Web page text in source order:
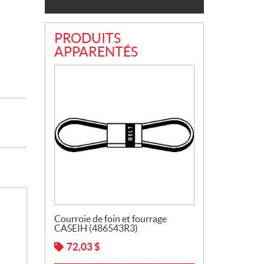
PRODUITS
APPARENTÉS
Courroie de foin et fourrage
CASEIH (486543R3)
72,03$